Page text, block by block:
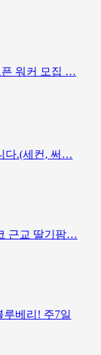
픈 워커 모집 …
다.(세컨, 써…
근교 딸기팜…
루베리! 주7일